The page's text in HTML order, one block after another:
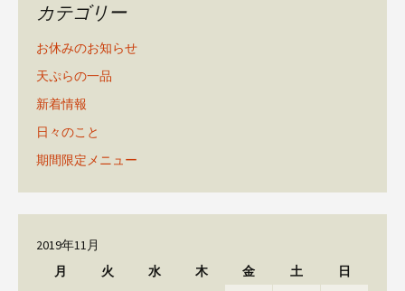
カテゴリー
お休みのお知らせ
天ぷらの一品
新着情報
日々のこと
期間限定メニュー
2019年11月
月
火 水 木 金 土 日